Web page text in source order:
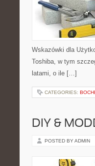
Wskazówki dla
Toshiba, w tym
latami, o ile […]
CATEGORIES:
DIY &
POSTED BY ADMIN